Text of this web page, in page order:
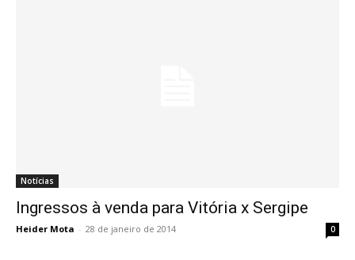
Notícias
Ingressos à venda para Vitória x Sergipe
Heider Mota - 28 de janeiro de 2014 0